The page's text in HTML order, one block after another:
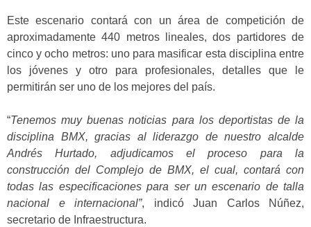
Este escenario contará con un área de competición de
aproximadamente 440 metros lineales, dos partidores de
cinco y ocho metros: uno para masificar esta disciplina entre
los jóvenes y otro para profesionales, detalles que le
permitirán ser uno de los mejores del país.
“Tenemos muy buenas noticias para los deportistas de la
disciplina BMX, gracias al liderazgo de nuestro alcalde
Andrés Hurtado, adjudicamos el proceso para la
construcción del Complejo de BMX, el cual, contará con
todas las especificaciones para ser un escenario de talla
nacional e internacional”, indicó Juan Carlos Núñez,
secretario de Infraestructura.